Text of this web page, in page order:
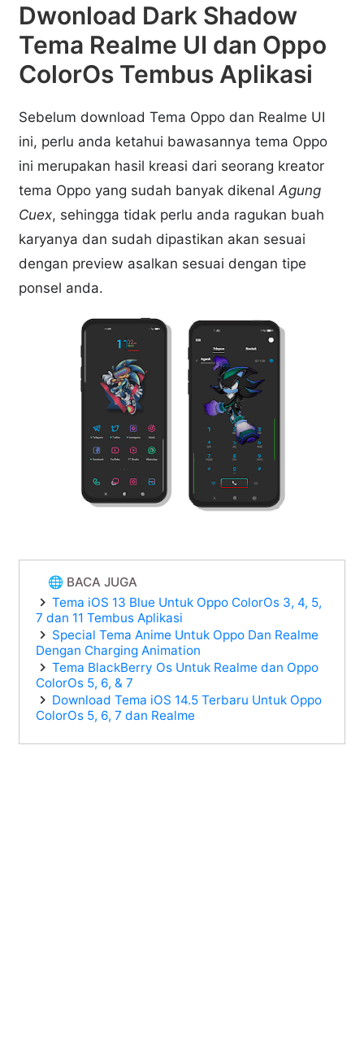
Dwonload Dark Shadow
Tema Realme UI dan Oppo
ColorOs Tembus Aplikasi
Sebelum download Tema Oppo dan Realme UI
ini, perlu anda ketahui bawasannya tema Oppo
ini merupakan hasil kreasi dari seorang kreator
tema Oppo yang sudah banyak dikenalAgung
Cuex, sehingga tidak perlu anda ragukan buah
karyanya dan sudah dipastikan akan sesuai
dengan preview asalkan sesuai dengan tipe
ponsel anda.
🌐 BACA JUGA
Tema iOS 13 Blue Untuk Oppo ColorOs 3, 4, 5,
7 dan 11 Tembus Aplikasi
Special Tema Anime Untuk Oppo Dan Realme
Dengan Charging Animation
Tema BlackBerry Os Untuk Realme dan Oppo
ColorOs 5, 6, & 7
Download Tema iOS 14.5 Terbaru Untuk Oppo
ColorOs 5, 6, 7 dan Realme